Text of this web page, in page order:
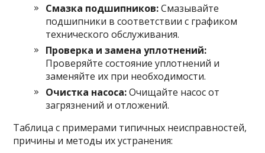
Смазка подшипников:Смазывайте
подшипники в соответствии с графиком
технического обслуживания.
Проверка и замена уплотнений:
Проверяйте состояние уплотнений и
заменяйте их при необходимости.
Очистка насоса:Очищайте насос от
загрязнений и отложений.
Таблица с примерами типичных неисправностей,
причины и методы их устранения: